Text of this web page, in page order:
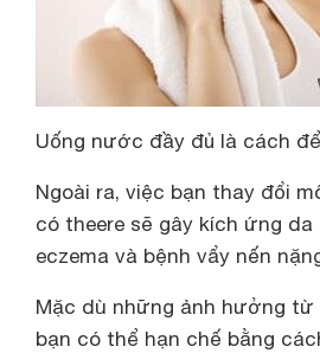
Uống nước đầy đủ là cách
Ngoài ra, việc bạn thay đổi
có theere sẽ gây kích ứng
eczema và bệnh vẩy nến
Mặc dù những ảnh hưởng
bạn có thể hạn chế bằng